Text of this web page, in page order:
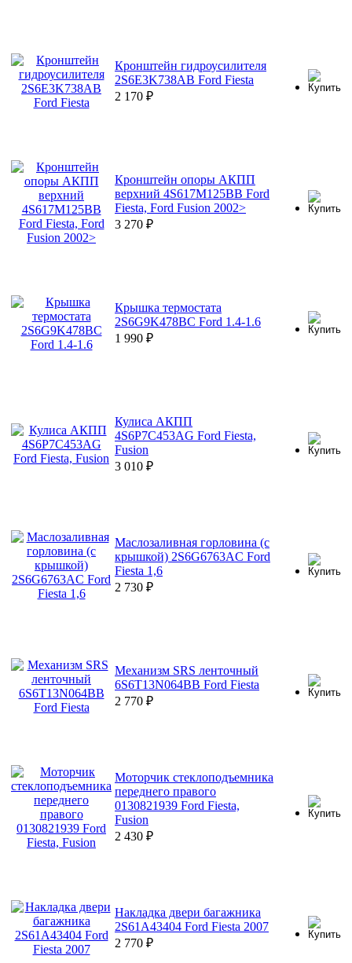
Кронштейн гидроусилителя
2S6E3K738AB Ford Fiesta
2 170 ₽
Кронштейн опоры АКПП
верхний 4S617M125BB Ford
Fiesta, Ford Fusion 2002>
3 270 ₽
Крышка термостата
2S6G9K478BC Ford 1.4-1.6
1 990 ₽
Кулиса АКПП
4S6P7C453AG Ford Fiesta,
Fusion
3 010 ₽
Маслозаливная горловина (с
крышкой) 2S6G6763AC Ford
Fiesta 1,6
2 730 ₽
Механизм SRS ленточный
6S6T13N064BB Ford Fiesta
2 770 ₽
Моторчик стеклоподъемника
переднего правого
0130821939 Ford Fiesta,
Fusion
2 430 ₽
Накладка двери багажника
2S61A43404 Ford Fiesta 2007
2 770 ₽